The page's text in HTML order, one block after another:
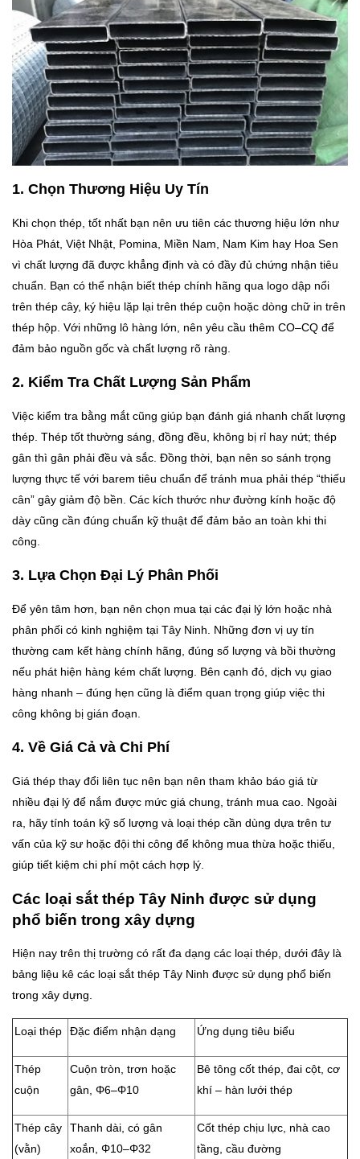
1. Chọn Thương Hiệu Uy Tín
Khi chọn thép, tốt nhất bạn nên ưu tiên các thương hiệu lớn như
Hòa Phát, Việt Nhật, Pomina, Miền Nam, Nam Kim hay Hoa Sen
vì chất lượng đã được khẳng định và có đầy đủ chứng nhận tiêu
chuẩn. Bạn có thể nhận biết thép chính hãng qua logo dập nổi
trên thép cây, ký hiệu lặp lại trên thép cuộn hoặc dòng chữ in trên
thép hộp. Với những lô hàng lớn, nên yêu cầu thêm CO–CQ để
đảm bảo nguồn gốc và chất lượng rõ ràng.
2. Kiểm Tra Chất Lượng Sản Phẩm
Việc kiểm tra bằng mắt cũng giúp bạn đánh giá nhanh chất lượng
thép. Thép tốt thường sáng, đồng đều, không bị rỉ hay nứt; thép
gân thì gân phải đều và sắc. Đồng thời, bạn nên so sánh trọng
lượng thực tế với barem tiêu chuẩn để tránh mua phải thép “thiếu
cân” gây giảm độ bền. Các kích thước như đường kính hoặc độ
dày cũng cần đúng chuẩn kỹ thuật để đảm bảo an toàn khi thi
công.
3. Lựa Chọn Đại Lý Phân Phối
Để yên tâm hơn, bạn nên chọn mua tại các đại lý lớn hoặc nhà
phân phối có kinh nghiệm tại Tây Ninh. Những đơn vị uy tín
thường cam kết hàng chính hãng, đúng số lượng và bồi thường
nếu phát hiện hàng kém chất lượng. Bên cạnh đó, dịch vụ giao
hàng nhanh – đúng hẹn cũng là điểm quan trọng giúp việc thi
công không bị gián đoạn.
4. Về Giá Cả và Chi Phí
Giá thép thay đổi liên tục nên bạn nên tham khảo báo giá từ
nhiều đại lý để nắm được mức giá chung, tránh mua cao. Ngoài
ra, hãy tính toán kỹ số lượng và loại thép cần dùng dựa trên tư
vấn của kỹ sư hoặc đội thi công để không mua thừa hoặc thiếu,
giúp tiết kiệm chi phí một cách hợp lý.
Các loại sắt thép Tây Ninh được sử dụng
phổ biến trong xây dựng
Hiện nay trên thị trường có rất đa dạng các loại thép, dưới đây là
bảng liệu kê các loại sắt thép Tây Ninh được sử dụng phổ biến
trong xây dựng.
Loại thép Đặc điểm nhận dạng Ứng dụng tiêu biểu
Thép
cuộn
Cuộn tròn, trơn hoặc
gân, Φ6–Φ10
Bê tông cốt thép, đai cột, cơ
khí – hàn lưới thép
Thép cây
(vằn)
Thanh dài, có gân
xoắn, Φ10–Φ32
Cốt thép chịu lực, nhà cao
tầng, cầu đường